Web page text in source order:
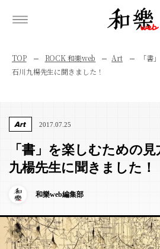
TOP ROCK 和樂web Art
「書
石川九楊先生に聞きました！
Art 2017.07.25
「書」を楽しむための見
九楊先生に聞きました！
和樂web編集部